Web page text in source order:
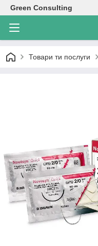
Green Consulting
Товари ти послуги